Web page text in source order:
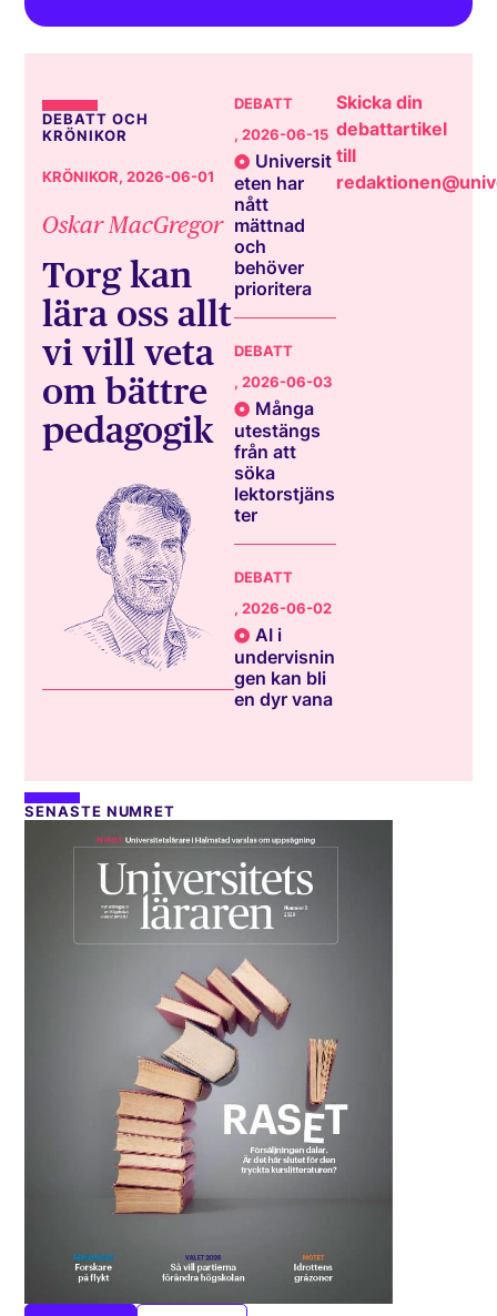
DEBATT OCH
KRÖNIKOR
KRÖNIKOR, 2026-06-01
Oskar MacGregor
Torg kan
lära oss allt
vi vill veta
om bättre
pedagogik
DEBATT
, 2026-06-15
Universit
eten har
nått
mättnad
och
behöver
prioritera
DEBATT
, 2026-06-03
Många
utestängs
från att
söka
lektorstjäns
ter
DEBATT
, 2026-06-02
AI i
undervisnin
gen kan bli
en dyr vana
Skicka din
debattartikel
till
SENASTE NUMRET